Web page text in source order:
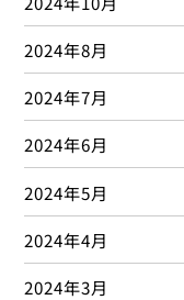
2024年8月
2024年7月
2024年6月
2024年5月
2024年4月
2024年3月